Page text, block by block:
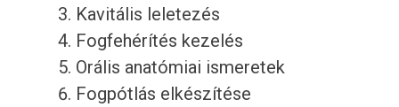
Kavitális leletezés
Fogfehérítés kezelés
Orális anatómiai ismeretek
Fogpótlás elkészítése